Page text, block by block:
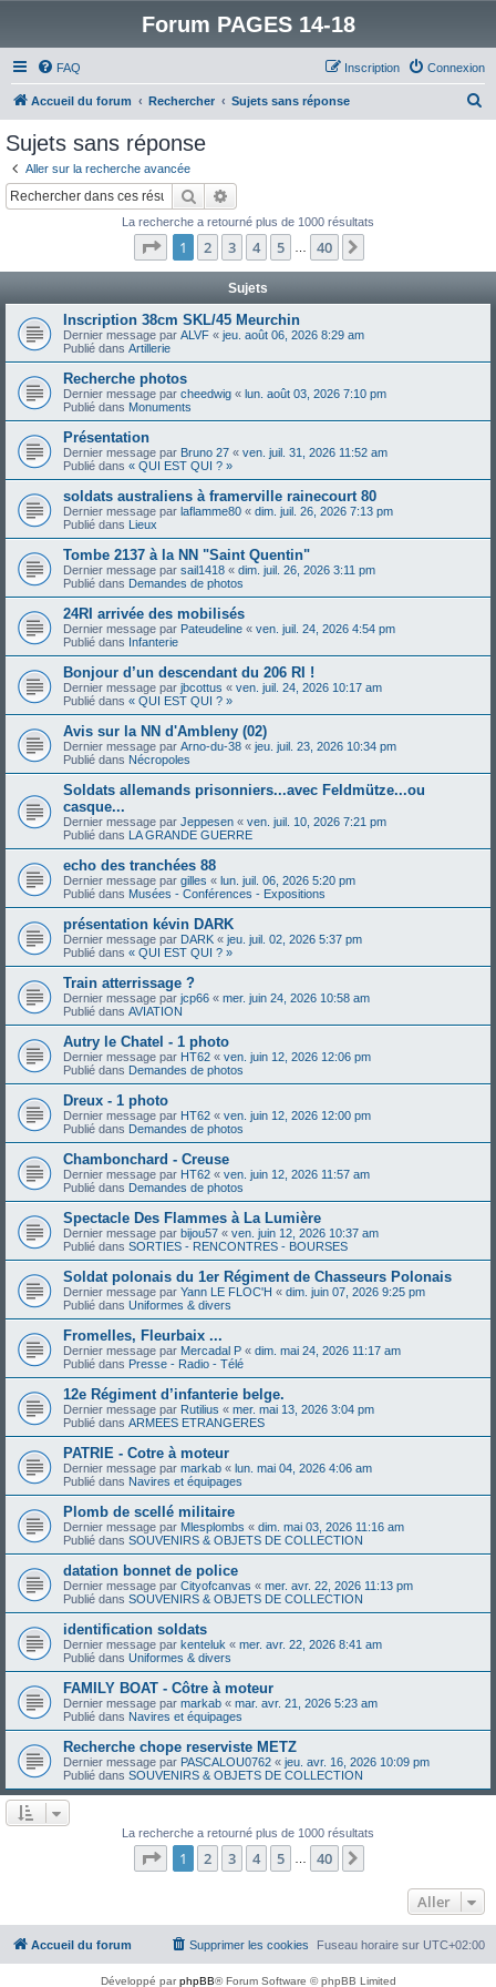
Forum PAGES 14-18
FAQ Connexion
Inscription
Accueil du forum Rechercher Sujets sans réponse
Sujets sans réponse
Aller sur la recherche avancée
Rechercher
La recherche a retourné plus de 1000 résultats
Page 1sur40
1 2 3 4 5 40
Sujets
Inscription 38cm SKL/45 Meurchin
Dernier message par ALVF « jeu. août 06, 2026 8:29 am
Publié dans Artillerie
Recherche photos
Dernier message par cheedwig « lun. août 03, 2026 7:10 pm
Publié dans Monuments
Présentation
Dernier message par Bruno 27 « ven. juil. 31, 2026 11:52 am
Publié dans « QUI EST QUI ? »
soldats australiens à framerville rainecourt 80
Dernier message par laflamme80 « dim. juil. 26, 2026 7:13 pm
Publié dans Lieux
Tombe 2137 à la NN "Saint Quentin"
Dernier message par sail1418 « dim. juil. 26, 2026 3:11 pm
Publié dans Demandes de photos
24RI arrivée des mobilisés
Dernier message par Pateudeline « ven. juil. 24, 2026 4:54 pm
Publié dans Infanterie
Bonjour d’un descendant du 206 RI !
Dernier message par jbcottus « ven. juil. 24, 2026 10:17 am
Publié dans « QUI EST QUI ? »
Avis sur la NN d'Ambleny (02)
Dernier message par Arno-du-38 « jeu. juil. 23, 2026 10:34 pm
Publié dans Nécropoles
Soldats allemands prisonniers...avec Feldmütze...ou
casque...
Dernier message par Jeppesen « ven. juil. 10, 2026 7:21 pm
Publié dans LA GRANDE GUERRE
echo des tranchées 88
Dernier message par gilles « lun. juil. 06, 2026 5:20 pm
Publié dans Musées - Conférences - Expositions
présentation kévin DARK
Dernier message par DARK « jeu. juil. 02, 2026 5:37 pm
Publié dans « QUI EST QUI ? »
Train atterrissage ?
Dernier message par jcp66 « mer. juin 24, 2026 10:58 am
Publié dans AVIATION
Autry le Chatel - 1 photo
Dernier message par HT62 « ven. juin 12, 2026 12:06 pm
Publié dans Demandes de photos
Dreux - 1 photo
Dernier message par HT62 « ven. juin 12, 2026 12:00 pm
Publié dans Demandes de photos
Chambonchard - Creuse
Dernier message par HT62 « ven. juin 12, 2026 11:57 am
Publié dans Demandes de photos
Spectacle Des Flammes à La Lumière
Dernier message par bijou57 « ven. juin 12, 2026 10:37 am
Publié dans SORTIES - RENCONTRES - BOURSES
Soldat polonais du 1er Régiment de Chasseurs Polonais
Dernier message par Yann LE FLOC'H « dim. juin 07, 2026 9:25 pm
Publié dans Uniformes & divers
Fromelles, Fleurbaix ...
Dernier message par Mercadal P « dim. mai 24, 2026 11:17 am
Publié dans Presse - Radio - Télé
12e Régiment d’infanterie belge.
Dernier message par Rutilius « mer. mai 13, 2026 3:04 pm
Publié dans ARMEES ETRANGERES
PATRIE - Cotre à moteur
Dernier message par markab « lun. mai 04, 2026 4:06 am
Publié dans Navires et équipages
Plomb de scellé militaire
Dernier message par Mlesplombs « dim. mai 03, 2026 11:16 am
Publié dans SOUVENIRS & OBJETS DE COLLECTION
datation bonnet de police
Dernier message par Cityofcanvas « mer. avr. 22, 2026 11:13 pm
Publié dans SOUVENIRS & OBJETS DE COLLECTION
identification soldats
Dernier message par kenteluk « mer. avr. 22, 2026 8:41 am
Publié dans Uniformes & divers
FAMILY BOAT - Côtre à moteur
Dernier message par markab « mar. avr. 21, 2026 5:23 am
Publié dans Navires et équipages
Recherche chope reserviste METZ
Dernier message par PASCALOU0762 « jeu. avr. 16, 2026 10:09 pm
Publié dans SOUVENIRS & OBJETS DE COLLECTION
La recherche a retourné plus de 1000 résultats
Page 1sur40
1 2 3 4 5 40
Aller
Accueil du forum Fuseau horaire sur UTC+02:00
Supprimer les cookies
Développé parphpBB® Forum Software © phpBB Limited